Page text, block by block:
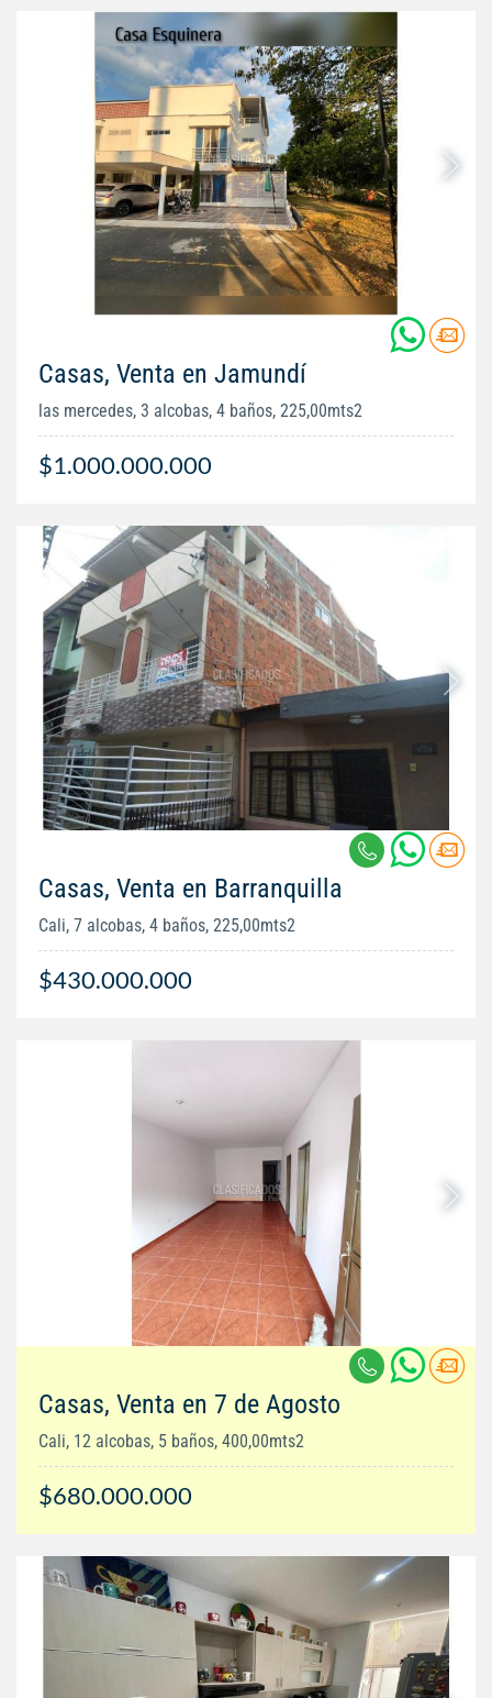
Casas, Venta en Jamundí
las mercedes, 3 alcobas, 4 baños, 225,00mts2
$1.000.000.000
Casas, Venta en Barranquilla
Cali, 7 alcobas, 4 baños, 225,00mts2
$430.000.000
Casas, Venta en 7 de Agosto
Cali, 12 alcobas, 5 baños, 400,00mts2
$680.000.000